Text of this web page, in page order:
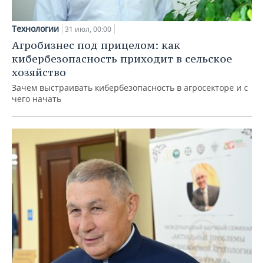
Технологии 31 июл, 00:00
Агробизнес под прицелом: как
кибербезопасность приходит в сельское
хозяйство
Зачем выстраивать кибербезопасность в агросекторе и с
чего начать